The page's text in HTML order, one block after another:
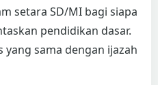
setara SD/MI bagi siapa
pendidikan dasar.
sama dengan ijazah